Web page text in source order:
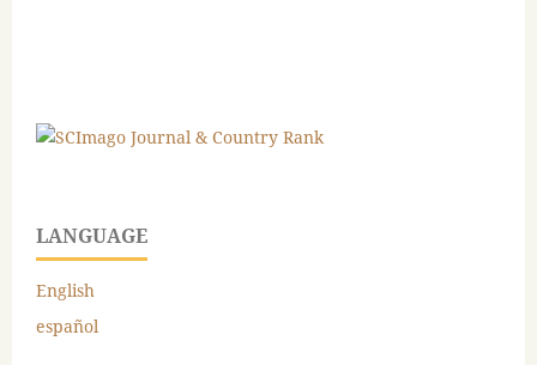
LANGUAGE
English
español